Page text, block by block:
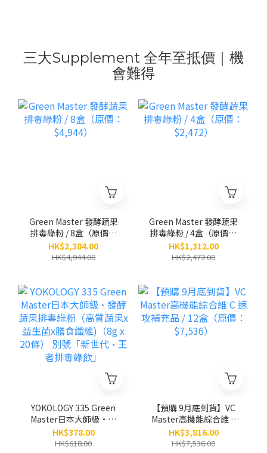
三大Supplement 全年至抵價｜機
會難得
Green Master 發酵蔬果
排毒綠粉 / 8盒（原價：
$4,944）
HK$2,384.00
HK$4,944.00
Green Master 發酵蔬果
排毒綠粉 / 4盒（原價：
$2,472）
HK$1,312.00
HK$2,472.00
YOKOLOGY 335 Green
Master日本大師級•發
酵蔬果排毒綠粉（高質蔬
果x益生菌x膳食纖維)
HK$378.00
HK$618.00
【預購 9月底到貨】VC
Master高機能綜合維 C
速攻補充品 / 12盒（原
價：$7,536）
HK$3,816.00
HK$7,536.00